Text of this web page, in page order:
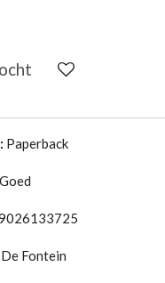
Paperback
Goed
De Fontein